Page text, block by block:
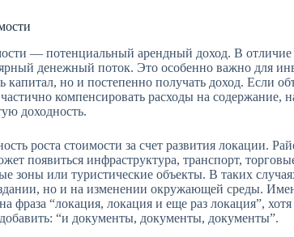
— потенциальный арендный доход. В отличие
денежный поток. Это особенно важно для
капитал, но и постепенно получать доход. Если
компенсировать расходы на содержание,
доходность.
роста стоимости за счет развития локации.
появиться инфраструктура, транспорт,
зоны или туристические объекты. В таких
здании, но и на изменении окружающей среды.
фраза “локация, локация и еще раз локация”, хотя
“и документы, документы, документы”.